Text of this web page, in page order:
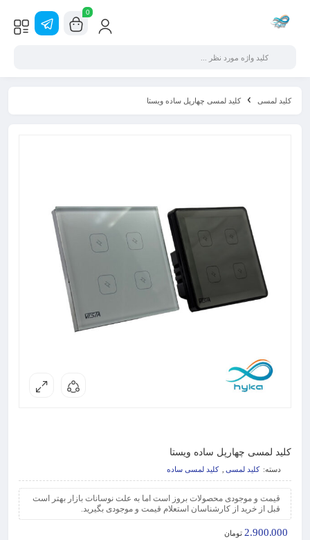
0
کلید لمسی کلید لمسی چهارپل ساده ویستا
کلید لمسی چهارپل ساده ویستا
دسته: کلید لمسی کلید لمسی ساده
قیمت و موجودی محصولات بروز است اما به علت نوسانات بازار بهتر است
قبل از خرید از کارشناسان استعلام قیمت و موجودی بگیرید.
2.900.000 تومان